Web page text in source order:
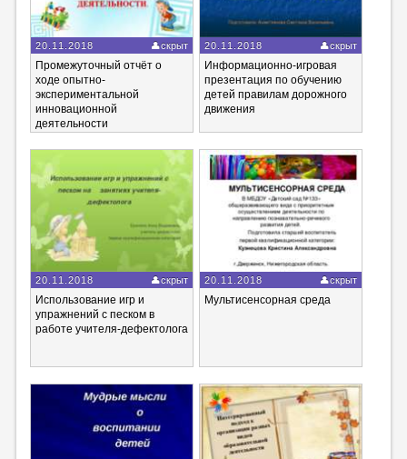
20.11.2018 скрыт
Промежуточный отчёт о
ходе опытно-
экспериментальной
инновационной
деятельности
20.11.2018 скрыт
Информационно-игровая
презентация по обучению
детей правилам дорожного
движения
20.11.2018 скрыт
Использование игр и
упражнений с песком в
работе учителя-дефектолога
20.11.2018 скрыт
Мультисенсорная среда